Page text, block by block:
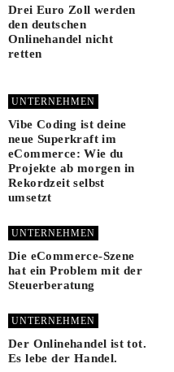
Drei Euro Zoll werden
den deutschen
Onlinehandel nicht
retten
UNTERNEHMEN
Vibe Coding ist deine
neue Superkraft im
eCommerce: Wie du
Projekte ab morgen in
Rekordzeit selbst
umsetzt
UNTERNEHMEN
Die eCommerce-Szene
hat ein Problem mit der
Steuerberatung
UNTERNEHMEN
Der Onlinehandel ist tot.
Es lebe der Handel.